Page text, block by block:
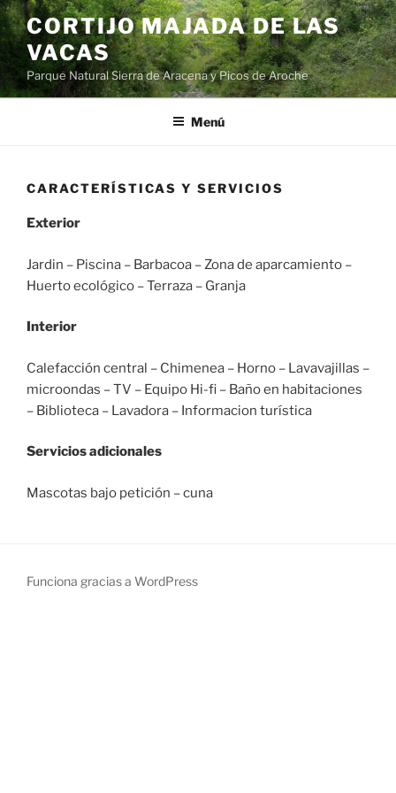
Saltar
al
contenido
CORTIJO MAJADA DE LAS
VACAS
Parque Natural Sierra de Aracena y Picos de Aroche
Menú
CARACTERÍSTICAS Y SERVICIOS
Exterior
Jardin – Piscina – Barbacoa – Zona de aparcamiento –
Huerto ecológico – Terraza – Granja
Interior
Calefacción central – Chimenea – Horno – Lavavajillas –
microondas – TV – Equipo Hi-fi – Baño en habitaciones
– Biblioteca – Lavadora – Informacion turística
Servicios adicionales
Mascotas bajo petición – cuna
Funciona gracias a WordPress